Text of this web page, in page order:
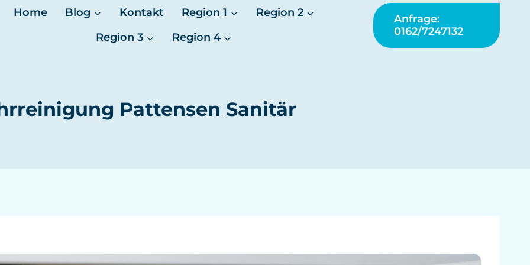
Home Blog Kontakt Region 1
Region 2
Region 3
Region 4
Anfrage:
0162/7247132
Pattensen Sanitär